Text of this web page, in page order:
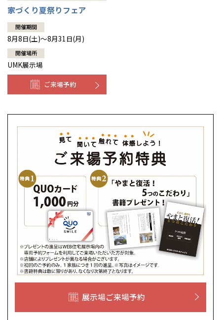
家づくり夏祭りフェア
開催期間
8月8日(土)～8月31日(月)
開催場所
UMK展示場
ご来場予約
展示場ご来場予約